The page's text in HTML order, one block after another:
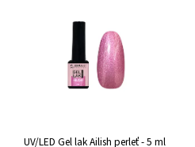
UV/LED Gel lak Ailish perleť - 5 ml